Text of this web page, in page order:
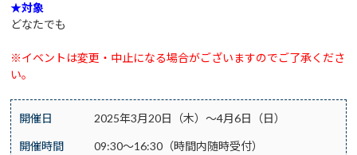
★対象
どなたでも
※イベントは変更・中止になる場合がございますのでご了承くださ
い。
開催日 2025年3月20日（木）～4月6日（日）
開催時間 09:30～16:30（時間内随時受付）